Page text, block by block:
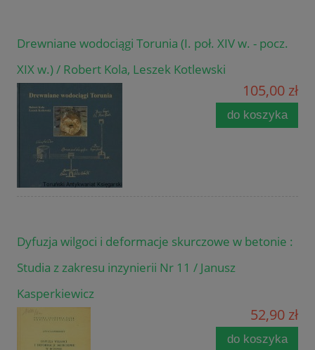
Drewniane wodociągi Torunia (I. poł. XIV w. - pocz.
XIX w.) / Robert Kola, Leszek Kotlewski
105,00 zł
do koszyka
Dyfuzja wilgoci i deformacje skurczowe w betonie :
Studia z zakresu inzynierii Nr 11 / Janusz
Kasperkiewicz
52,90 zł
do koszyka